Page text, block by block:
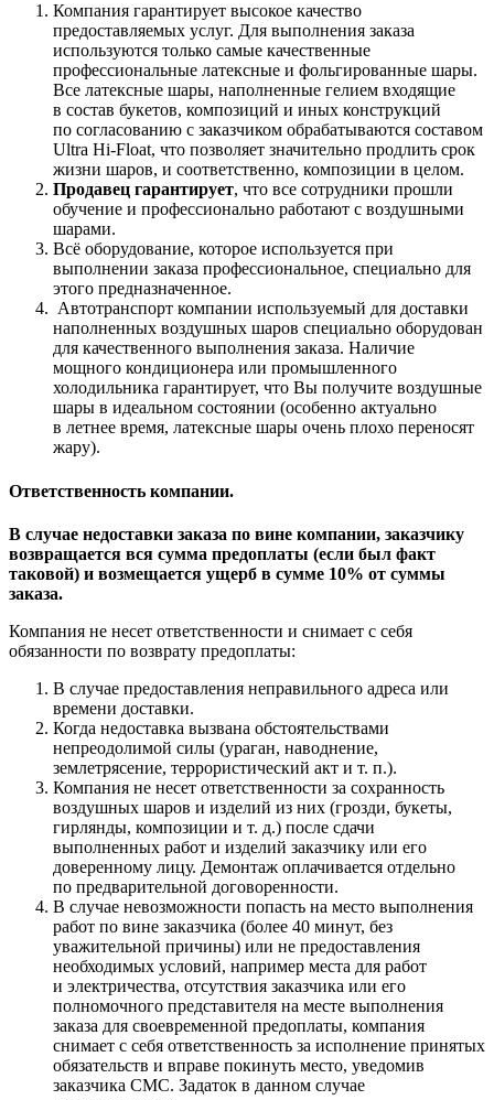
Компания гарантирует высокое качество
предоставляемых услуг. Для выполнения заказа
используются только самые качественные
профессиональные латексные и фольгированные шары.
Все латексные шары, наполненные гелием входящие
в состав букетов, композиций и иных конструкций
по согласованию с заказчиком обрабатываются составом
Ultra Hi-Float, что позволяет значительно продлить срок
жизни шаров, и соответственно, композиции в целом.
Продавец гарантирует, что все сотрудники прошли
обучение и профессионально работают с воздушными
шарами.
Всё оборудование, которое используется при
выполнении заказа профессиональное, специально для
этого предназначенное.
Автотранспорт компании используемый для доставки
наполненных воздушных шаров специально оборудован
для качественного выполнения заказа. Наличие
мощного кондиционера или промышленного
холодильника гарантирует, что Вы получите воздушные
шары в идеальном состоянии (особенно актуально
в летнее время, латексные шары очень плохо переносят
жару).
Ответственность компании.
В случае недоставки заказа по вине компании, заказчику
возвращается вся сумма предоплаты (если был факт
таковой) и возмещается ущерб в сумме 10% от суммы
заказа.
Компания не несет ответственности и снимает с себя
обязанности по возврату предоплаты:
В случае предоставления неправильного адреса или
времени доставки.
Когда недоставка вызвана обстоятельствами
непреодолимой силы (ураган, наводнение,
землетрясение, террористический акт и т. п.).
Компания не несет ответственности за сохранность
воздушных шаров и изделий из них (грозди, букеты,
гирлянды, композиции и т. д.) после сдачи
выполненных работ и изделий заказчику или его
доверенному лицу. Демонтаж оплачивается отдельно
по предварительной договоренности.
В случае невозможности попасть на место выполнения
работ по вине заказчика (более 40 минут, без
уважительной причины) или не предоставления
необходимых условий, например места для работ
и электричества, отсутствия заказчика или его
полномочного представителя на месте выполнения
заказа для своевременной предоплаты, компания
снимает с себя ответственность за исполнение принятых
обязательств и вправе покинуть место, уведомив
заказчика СМС. Задаток в данном случае